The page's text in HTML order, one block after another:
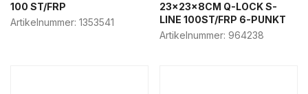
100 ST/FRP
Artikelnummer: 1353541
23x23x8CM Q-LOCK S-
LINE 100ST/FRP 6-PUNKT
Artikelnummer: 964238